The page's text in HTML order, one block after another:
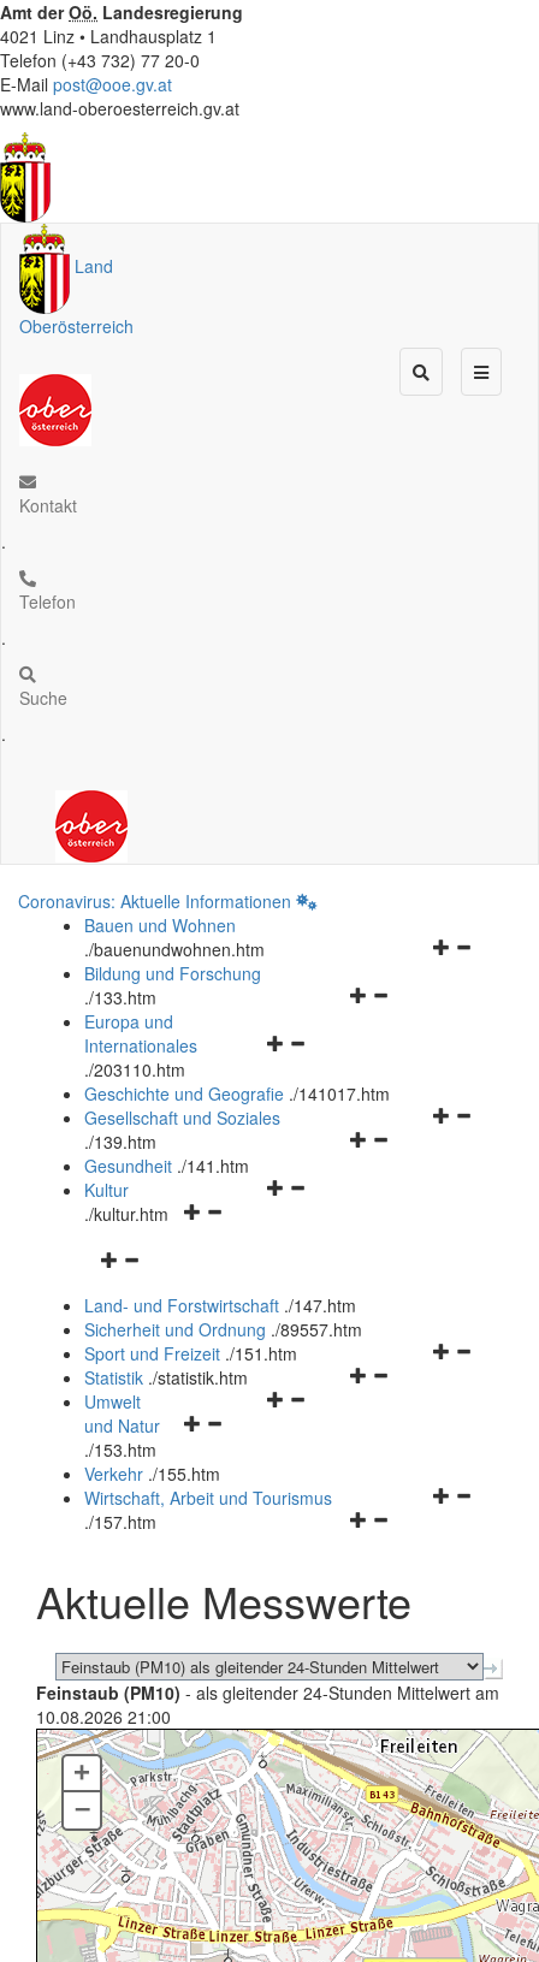
Amt derOö. Landesregierung
4021 Linz • Landhausplatz 1
Telefon (+43 732) 77 20-0
E-Mail post@ooe.gv.at
www.land-oberoesterreich.gv.at
Land
Oberösterreich
Kontakt
.
Telefon
.
Suche
.
Coronavirus: Aktuelle Informationen
Bauen und Wohnen
./bauenundwohnen.htm
Navigationsmenü
Bildung und Forschung
./133.htm
Navigationsmenü
und
schließen
Europa und
Internationales
./203110.htm
Geschichte und Geografie ./141017.htm
Navigationsmenü
Gesellschaft und Soziales
./139.htm
Navigationsmenü
Gesundheit ./141.htm
Navigationsmenü
Kultur
./kultur.htm
Navigationsmenü
und
schließen
Land- und Forstwirtschaft ./147.htm
Sicherheit und Ordnung ./89557.htm
Navigationsmenü
Sport und Freizeit ./151.htm
Navigationsmenü
Statistik ./statistik.htm
Navigationsmenü
und
schließen
Umwelt
und Natur
./153.htm
Verkehr ./155.htm
Navigationsmenü
schließen
Wirtschaft, Arbeit und Tourismus
./157.htm
Aktuelle Messwerte
Feinstaub (PM10) - als gleitender 24-Stunden Mittelwert am
10.08.2026 21:00
+
–